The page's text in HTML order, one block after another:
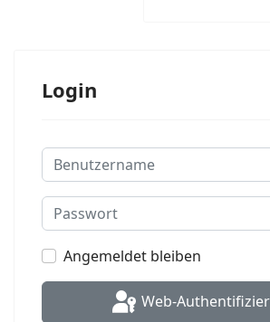
Login
Benutzername
Passwort
Angemeldet bleiben
Web-